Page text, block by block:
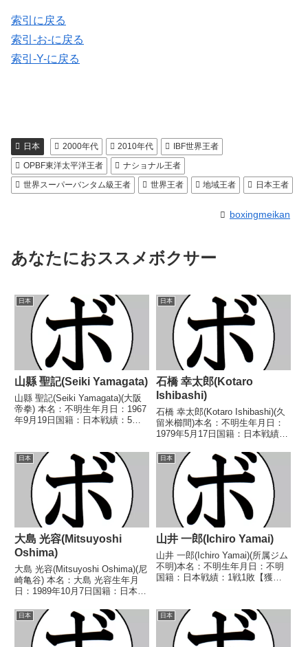
索引に戻る
索引-お-に戻る
索引-Y-に戻る
日本 2000年代 2010年代
IBF世界王者
OPBF東洋太平洋王者
ナショナル王者
世界スーパーバンタム級王者
世界王者 地域王者 日本王者
boxingmeikan
あなたにおススメボクサー
日本
山縣 聖記(Seiki Yamagata)
山縣 聖記(Seiki Yamagata)(大阪
帝拳) 本名：不明生年月日：1967
年9月19日国籍：日本戦績：5戦1
○2RKO 川原 慎次(陽光アダ
チ)■1992年度...
日本
石橋 幸太郎(Kotaro
Ishibashi)
石橋 幸太郎(Kotaro Ishibashi)(久
留米櫛間)本名：不明生年月日：
1979年5月17日国籍：日本戦績：
ル】なし【戦歴】2012/10/21
○3RTKO 冨尾 紘毅(冷研鶴
崎)2013/...
日本
大島 光容(Mitsuyoshi
Oshima)
大島 光容(Mitsuyoshi Oshima)(尼
崎亀谷) 本名：大島 光容生年月
日：1989年10月7日国籍：日本戦
タイトル】2022年度西日本ミド
ル級新人王 【戦歴】
2012/09/23 ○4R...
日本
山井 一郎(Ichiro Yamai)
山井 一郎(Ichiro Yamai)(所属ジム
不明)本名：不明生年月日：不明
国籍：日本戦績：1戦1敗【獲得
明) 井本 準次郎(高橋)【補足情
報】・戦績は判明済みのもののみ
記載...
日本 日本